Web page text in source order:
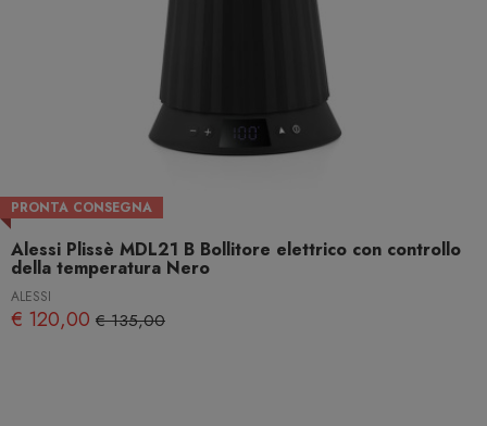
PRONTA CONSEGNA
Alessi Plissè MDL21 B Bollitore elettrico con controllo
della temperatura Nero
ALESSI
€ 120,00 € 135,00